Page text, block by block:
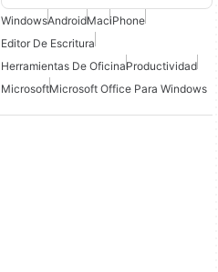
WindowsAndroidMaciPhone
Editor De Escritura
Herramientas De OficinaProductividad
MicrosoftMicrosoft Office Para Windows